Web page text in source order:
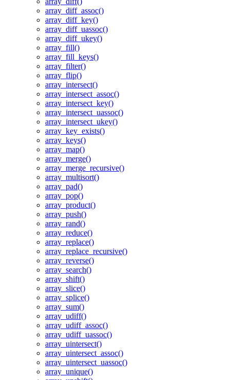
array_diff_assoc()
array_diff_key()
array_diff_uassoc()
array_diff_ukey()
array_fill()
array_fill_keys()
array_filter()
array_flip()
array_intersect()
array_intersect_assoc()
array_intersect_key()
array_intersect_uassoc()
array_intersect_ukey()
array_key_exists()
array_keys()
array_map()
array_merge()
array_merge_recursive()
array_multisort()
array_pad()
array_pop()
array_product()
array_push()
array_rand()
array_reduce()
array_replace()
array_replace_recursive()
array_reverse()
array_search()
array_shift()
array_slice()
array_splice()
array_sum()
array_udiff()
array_udiff_assoc()
array_udiff_uassoc()
array_uintersect()
array_uintersect_assoc()
array_uintersect_uassoc()
array_unique()